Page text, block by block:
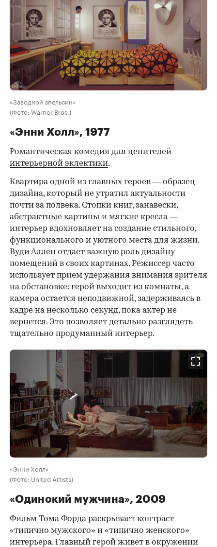
«Заводной апельсин»
(Фото: Warner Bros.)
«Энни Холл», 1977
Романтическая комедия для ценителей
интерьерной эклектики.
Квартира одной из главных героев — образец
дизайна, который не утратил актуальности
почти за полвека. Стопки книг, занавески,
абстрактные картины и мягкие кресла —
интерьер вдохновляет на создание стильного,
функционального и уютного места для жизни.
Вуди Аллен отдает важную роль дизайну
помещений в своих картинах. Режиссер часто
использует прием удержания внимания зрителя
на обстановке: герой выходит из комнаты, а
камера остается неподвижной, задерживаясь в
кадре на несколько секунд, пока актер не
вернется. Это позволяет детально разглядеть
тщательно продуманный интерьер.
«Энни Холл»
(Фото: United Artists)
«Одинокий мужчина», 2009
Фильм Тома Форда раскрывает контраст
«типично мужского» и «типично женского»
интерьера. Главный герой живет в окружении